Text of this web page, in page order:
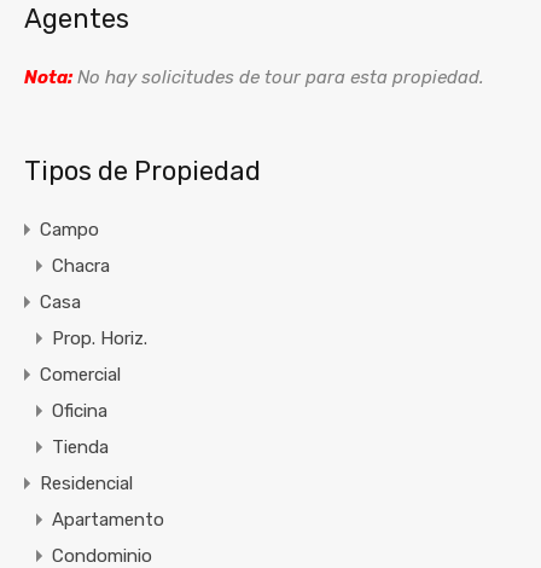
Agentes
Nota:No hay solicitudes de tour para esta propiedad.
Tipos de Propiedad
Campo
Chacra
Casa
Prop. Horiz.
Comercial
Oficina
Tienda
Residencial
Apartamento
Condominio